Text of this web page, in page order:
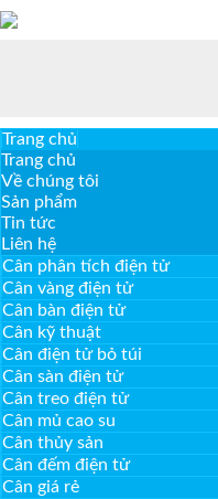
Trang chủ
Trang chủ
Về chúng tôi
Sản phẩm
Tin tức
Liên hệ
Cân phân tích điện tử
Cân vàng điện tử
Cân bàn điện tử
Cân kỹ thuật
Cân điện tử bỏ túi
Cân sàn điện tử
Cân treo điện tử
Cân mủ cao su
Cân thủy sản
Cân đếm điện tử
Cân giá rẻ